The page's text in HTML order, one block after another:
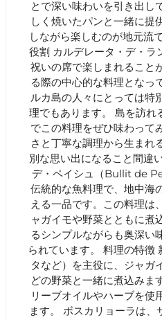
とで深い味わいを引き出し
しく焼いたパンと一緒に提
しながら楽しむのが地元流
役割 カルデレータ・デ・ラ
祝いの席で楽しまれること
る際の中心的な料理となっ
ルカ島の人々にとっては特
理でもあります。 島を訪れ
でこの料理をぜひ味わって
さと丁寧な調理から生まれ
別な思い出になること間違
デ・ペイシュ（Bullit de
伝統的な魚料理で、地中海
える一品です。この料理は
ャガイモや野菜とともに煮
るシンプルながらも奥深い
られています。 料理の特徴
タなど）を主役に、ジャガ
どの野菜と一緒に煮込みま
リーブオイルやハーブを使
ます。 ボスカリョーラは、